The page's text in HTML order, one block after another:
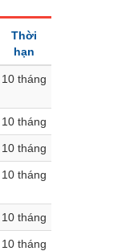
Thời
hạn
10 tháng
10 tháng
10 tháng
10 tháng
10 tháng
10 tháng